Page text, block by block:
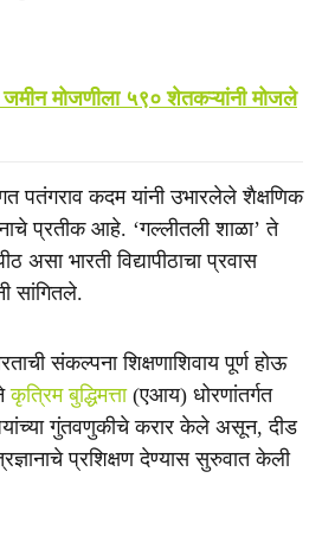
मोजणीला ५९० शेतकऱ्यांनी मोजले
पतंगराव कदम यांनी उभारलेले शैक्षणिक
प्रतीक आहे. ‘गल्लीतली शाळा’ ते
असा भारती विद्यापीठाचा प्रवास
सांगितले.
संकल्पना शिक्षणाशिवाय पूर्ण होऊ
कृत्रिम बुद्धिमत्ता(एआय) धोरणांतर्गत
गुंतवणुकीचे करार केले असून, दीड
प्रशिक्षण देण्यास सुरुवात केली